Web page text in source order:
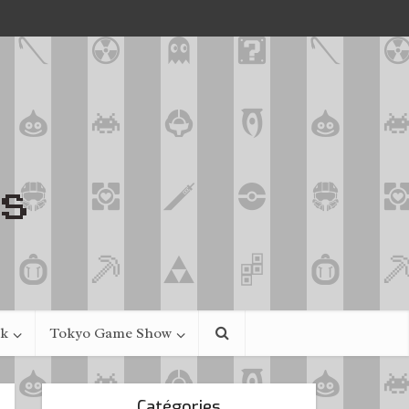
Tokyo Game Show